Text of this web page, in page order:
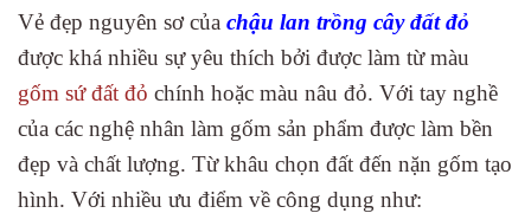
Vẻ đẹp nguyên sơ của chậu lan trồng cây đất đỏ
được khá nhiều sự yêu thích bởi được làm từ màu
gốm sứ đất đỏ chính hoặc màu nâu đỏ. Với tay nghề
của các nghệ nhân làm gốm sản phẩm được làm bền
đẹp và chất lượng. Từ khâu chọn đất đến nặn gốm tạo
hình. Với nhiều ưu điểm về công dụng như: